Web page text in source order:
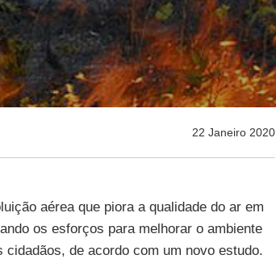
22 Janeiro 2020
aérea que piora a qualidade do ar em
os esforços para melhorar o ambiente
de acordo com um novo estudo.